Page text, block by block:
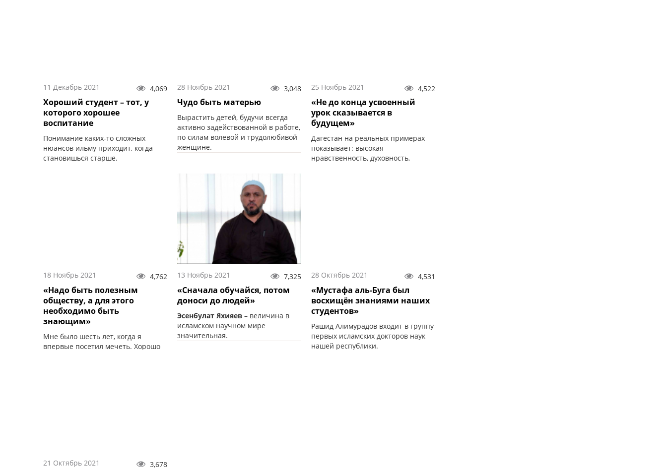
11 Декабрь 2021 4,069
Хороший студент – тот, у
которого хорошее
воспитание
Понимание каких-то сложных
нюансов ильму приходит, когда
становишься старше.
28 Ноябрь 2021 3,048
Чудо быть матерью
Вырастить детей, будучи всегда
активно задействованной в работе,
по силам волевой и трудолюбивой
женщине.
25 Ноябрь 2021 4,522
«Не до конца усвоенный
урок сказывается в
будущем»
Дагестан на реальных примерах
показывает: высокая
нравственность, духовность,
18 Ноябрь 2021 4,762
«Надо быть полезным
обществу, а для этого
необходимо быть
знающим»
Мне было шесть лет, когда я
впервые посетил мечеть. Хорошо
13 Ноябрь 2021 7,325
«Сначала обучайся, потом
доноси до людей»
Эсенбулат Яхияев– величина в
исламском научном мире
значительная.
28 Октябрь 2021 4,531
«Мустафа аль-Буга был
восхищён знаниями наших
студентов»
Рашид Алимурадов входит в группу
первых исламских докторов наук
нашей республики.
21 Октябрь 2021 3,678